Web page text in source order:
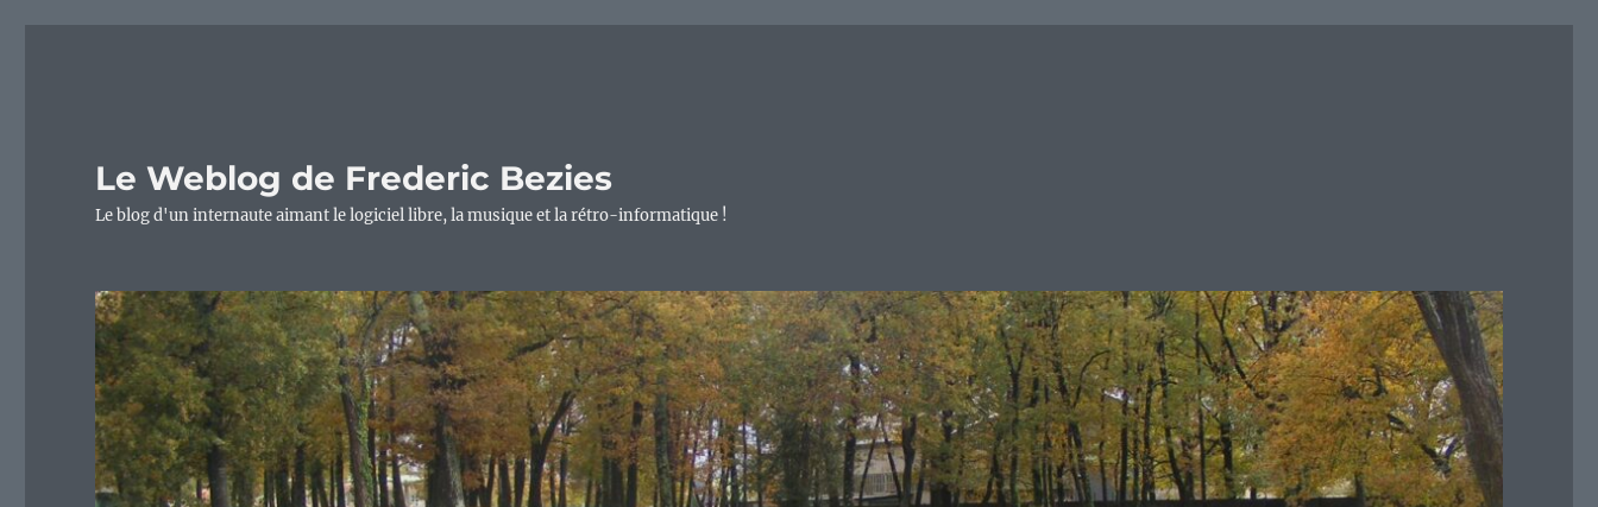
Le Weblog de Frederic Bezies
Le blog d'un internaute aimant le logiciel libre, la musique et la rétro-informatique !